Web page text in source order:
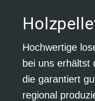
Hochwertige
bei uns erhältst
die garantiert
regional